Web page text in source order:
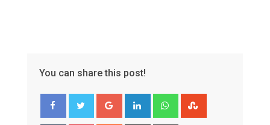
You can share this post!
Google+ LinkedIn Whatsapp